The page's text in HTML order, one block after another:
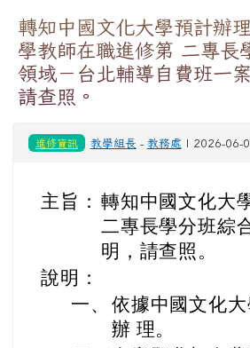
轉知中國文化大學預計辦
學教師在職進修第 二專長
領域－台北輔導自費班一
請查照。
進修資訊 教學組長 - 教務處 | 2026-06-
主旨： 轉知中國文化大
二專長學分班綜
明，請查照。
說明：
一、 依據中國文化
辦 理。